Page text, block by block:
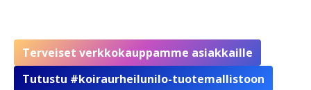
Terveiset verkkokauppamme asiakkaille
Tutustu #koiraurheilunilo-tuotemallistoon